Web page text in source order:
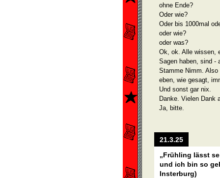
ohne Ende?
Oder wie?
Oder bis 1000mal
oder wie?
oder was?
Ok, ok. Alle wissen,
Sagen haben, sind -
Stamme Nimm.
eben, wie ge­sagt,
Und sonst gar nix.
Danke. Vielen Dank
Ja, bitte.
21.3.25
„Frühling lässt
und ich bin so
Insterburg)